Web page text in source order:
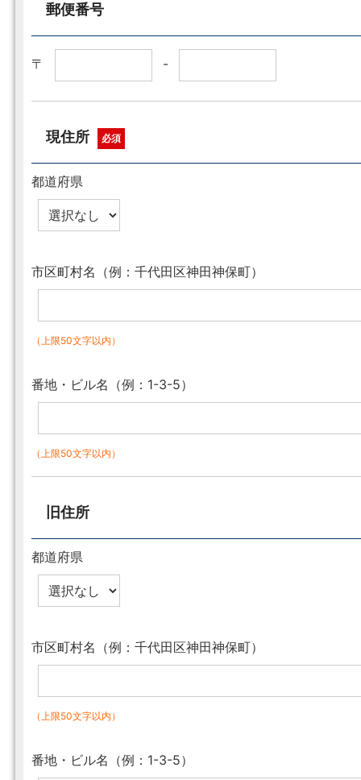
郵便番号
〒 -
現住所 必須
都道府県
市区町村名（例：千代田区神田神保町）
（上限50文字以内）
番地・ビル名（例：1-3-5）
（上限50文字以内）
旧住所
都道府県
市区町村名（例：千代田区神田神保町）
（上限50文字以内）
番地・ビル名（例：1-3-5）